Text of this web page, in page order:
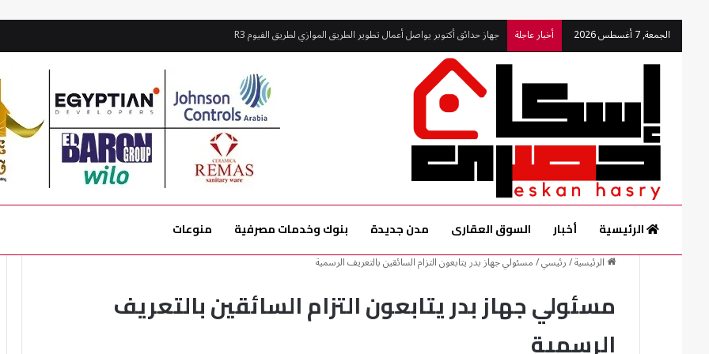
الجمعة, 7 أغسطس 2026 أخبار عاجلة
جهاز حدائق أكتوبر يواصل أعمال تطوير الطريق الموازي لطريق الفيوم R3
الرئيسية أخبار السوق العقارى مدن جديدة بنوك وخدمات مصرفية منوعات
الرئيسية/رئيسي/مسئولي جهاز بدر يتابعون التزام السائقين بالتعريف الرسمية
مسئولي جهاز بدر يتابعون التزام السائقين بالتعريف
الرسمية